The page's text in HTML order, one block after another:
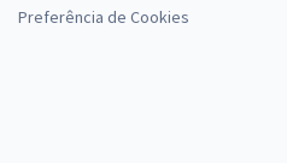
Preferência de Cookies